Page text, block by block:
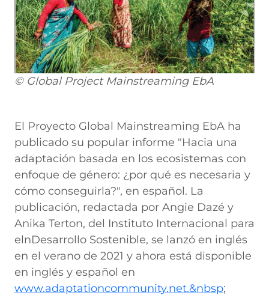
© Global Project Mainstreaming EbA
El Proyecto Global Mainstreaming EbA ha
publicado su popular informe "Hacia una
adaptación basada en los ecosistemas con
enfoque de género: ¿por qué es necesaria y
cómo conseguirla?", en español. La
publicación, redactada por Angie Dazé y
Anika Terton, del Instituto Internacional para
elnDesarrollo Sostenible, se lanzó en inglés
en el verano de 2021 y ahora está disponible
en inglés y español en
www.adaptationcommunity.net.&nbsp;